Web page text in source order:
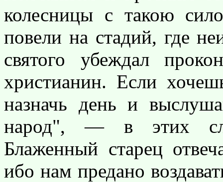
колесницы с такою
повели на стадий, где
святого убеждал
христианин. Если
назначь день и
народ", — в этих
Блаженный старец
ибо нам предано